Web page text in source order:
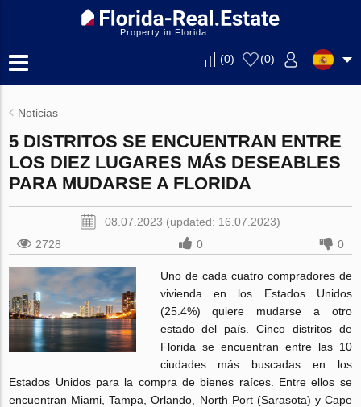
Property in Florida
(0) (0)
Noticias
5 DISTRITOS SE ENCUENTRAN ENTRE
LOS DIEZ LUGARES MÁS DESEABLES
PARA MUDARSE A FLORIDA
08.07.2023 (updated: 16.07.2023)
2728
0 0
Uno de cada cuatro compradores de
vivienda en los Estados Unidos
(25.4%) quiere mudarse a otro
estado del país. Cinco distritos de
Florida se encuentran entre las 10
ciudades más buscadas en los
Estados Unidos para la compra de bienes raíces. Entre ellos se
encuentran Miami, Tampa, Orlando, North Port (Sarasota) y Cape